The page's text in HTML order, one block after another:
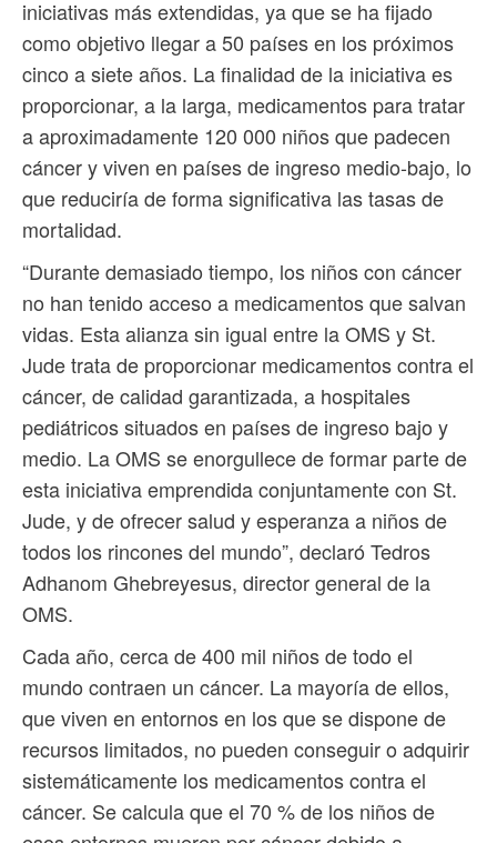
iniciativas más extendidas, ya que se ha fijado
como objetivo llegar a 50 países en los próximos
cinco a siete años. La finalidad de la iniciativa es
proporcionar, a la larga, medicamentos para tratar
a aproximadamente 120 000 niños que padecen
cáncer y viven en países de ingreso medio-bajo, lo
que reduciría de forma significativa las tasas de
mortalidad.
“Durante demasiado tiempo, los niños con cáncer
no han tenido acceso a medicamentos que salvan
vidas. Esta alianza sin igual entre la OMS y St.
Jude trata de proporcionar medicamentos contra el
cáncer, de calidad garantizada, a hospitales
pediátricos situados en países de ingreso bajo y
medio. La OMS se enorgullece de formar parte de
esta iniciativa emprendida conjuntamente con St.
Jude, y de ofrecer salud y esperanza a niños de
todos los rincones del mundo”, declaró Tedros
Adhanom Ghebreyesus, director general de la
OMS.
Cada año, cerca de 400 mil niños de todo el
mundo contraen un cáncer. La mayoría de ellos,
que viven en entornos en los que se dispone de
recursos limitados, no pueden conseguir o adquirir
sistemáticamente los medicamentos contra el
cáncer. Se calcula que el 70 % de los niños de